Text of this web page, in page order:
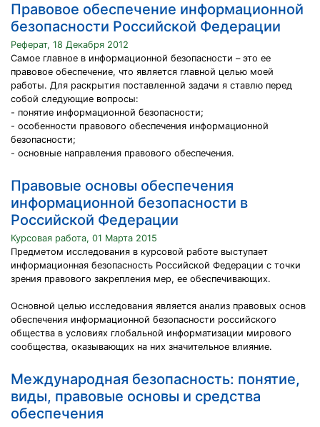
Правовое обеспечение информационной
безопасности Российской Федерации
Реферат, 18 Декабря 2012
Самое главное в информационной безопасности – это ее
правовое обеспечение, что является главной целью моей
работы. Для раскрытия поставленной задачи я ставлю перед
собой следующие вопросы:
- понятие информационной безопасности;
- особенности правового обеспечения информационной
безопасности;
- основные направления правового обеспечения.
Правовые основы обеспечения
информационной безопасности в
Российской Федерации
Курсовая работа, 01 Марта 2015
Предметом исследования в курсовой работе выступает
информационная безопасность Российской Федерации с точки
зрения правового закрепления мер, ее обеспечивающих.
Основной целью исследования является анализ правовых основ
обеспечения информационной безопасности российского
общества в условиях глобальной информатизации мирового
сообщества, оказывающих на них значительное влияние.
Международная безопасность: понятие,
виды, правовые основы и средства
обеспечения